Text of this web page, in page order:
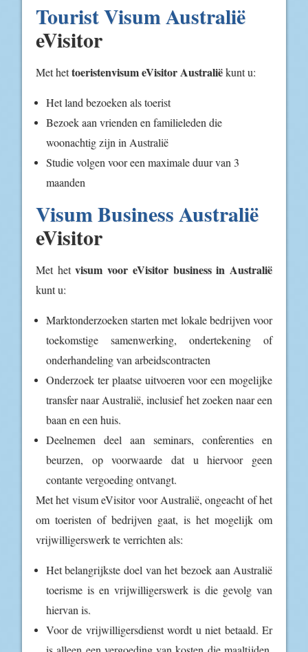
Tourist Visum Australië
eVisitor
Met hettoeristenvisum eVisitor Australiëkunt u:
Het land bezoeken als toerist
Bezoek aan vrienden en familieleden die
woonachtig zijn in Australië
Studie volgen voor een maximale duur van 3
maanden
Visum Business Australië
eVisitor
Met hetvisum voor eVisitor business in Australië
kunt u:
Marktonderzoeken starten met lokale bedrijven voor
toekomstige samenwerking, ondertekening of
onderhandeling van arbeidscontracten
Onderzoek ter plaatse uitvoeren voor een mogelijke
transfer naar Australië, inclusief het zoeken naar een
baan en een huis.
Deelnemen deel aan seminars, conferenties en
beurzen, op voorwaarde dat u hiervoor geen
contante vergoeding ontvangt.
Met het visum eVisitor voor Australië, ongeacht of het
om toeristen of bedrijven gaat, is het mogelijk om
vrijwilligerswerk te verrichten als:
Het belangrijkste doel van het bezoek aan Australië
toerisme is en vrijwilligerswerk is die gevolg van
hiervan is.
Voor de vrijwilligersdienst wordt u niet betaald. Er